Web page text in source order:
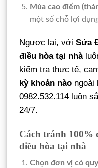
Mùa cao điểm
một số chỗ lợi
Ngược lại, với Sửa
điều hòa tại nhà
kiểm tra thực tế,
kỳ khoản nào ngoài
0982.532.114 luôn
24/7.
Cách tránh 100%
điều hòa tại nhà
Chọn đơn vị có